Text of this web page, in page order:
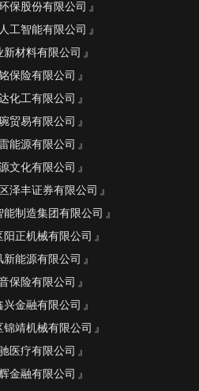
保股份有限公司
工智能有限公司
新材料有限公司
保险有限公司
化工有限公司
贸易有限公司
能源有限公司
文化有限公司
泽丰证券有限公司
制造集团有限公司
阳正机械有限公司
新能源有限公司
保险有限公司
兴金融有限公司
靖机械有限公司
医疗有限公司
金融有限公司